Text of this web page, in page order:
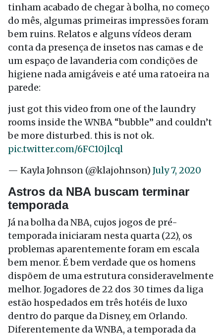
tinham acabado de chegar à bolha, no começo
do mês, algumas primeiras impressões foram
bem ruins. Relatos e alguns vídeos deram
conta da presença de insetos nas camas e de
um espaço de lavanderia com condições de
higiene nada amigáveis e até uma ratoeira na
parede:
just got this video from one of the laundry
rooms inside the WNBA “bubble” and couldn’t
be more disturbed. this is not ok.
pic.twitter.com/6FC10jlcql
— Kayla Johnson (@klajohnson) July 7, 2020
Astros da NBA buscam terminar
temporada
Já na bolha da NBA, cujos jogos de pré-
temporada iniciaram nesta quarta (22), os
problemas aparentemente foram em escala
bem menor. É bem verdade que os homens
dispõem de uma estrutura consideravelmente
melhor. Jogadores de 22 dos 30 times da liga
estão hospedados em três hotéis de luxo
dentro do parque da Disney, em Orlando.
Diferentemente da WNBA, a temporada da